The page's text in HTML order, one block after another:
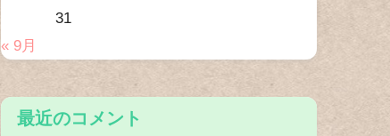
31
« 9月
最近のコメント